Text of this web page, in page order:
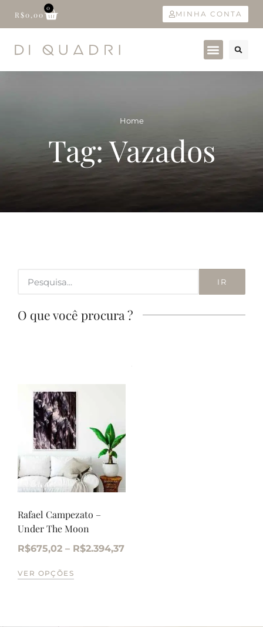
R$0,00
0
MINHA CONTA
Home
Tag: Vazados
IR
O que você procura ?
Rafael Campezato –
Under The Moon
R$675,02 – R$2.394,37
VER OPÇÕES